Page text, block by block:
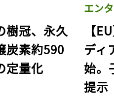
樹冠、永久
炭素約590
定量化
エン
【
ディ
始。
提示